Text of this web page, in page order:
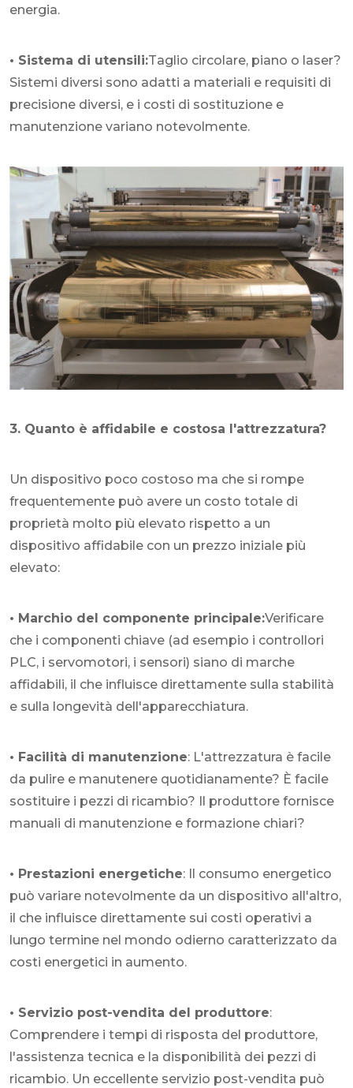
energia.
• Sistema di utensili:Taglio circolare, piano o laser?
Sistemi diversi sono adatti a materiali e requisiti di
precisione diversi, e i costi di sostituzione e
manutenzione variano notevolmente.
3. Quanto è affidabile e costosa l'attrezzatura?
Un dispositivo poco costoso ma che si rompe
frequentemente può avere un costo totale di
proprietà molto più elevato rispetto a un
dispositivo affidabile con un prezzo iniziale più
elevato:
• Marchio del componente principale:Verificare
che i componenti chiave (ad esempio i controllori
PLC, i servomotori, i sensori) siano di marche
affidabili, il che influisce direttamente sulla stabilità
e sulla longevità dell'apparecchiatura.
• Facilità di manutenzione: L'attrezzatura è facile
da pulire e manutenere quotidianamente? È facile
sostituire i pezzi di ricambio? Il produttore fornisce
manuali di manutenzione e formazione chiari?
• Prestazioni energetiche: Il consumo energetico
può variare notevolmente da un dispositivo all'altro,
il che influisce direttamente sui costi operativi a
lungo termine nel mondo odierno caratterizzato da
costi energetici in aumento.
• Servizio post-vendita del produttore:
Comprendere i tempi di risposta del produttore,
l'assistenza tecnica e la disponibilità dei pezzi di
ricambio. Un eccellente servizio post-vendita può